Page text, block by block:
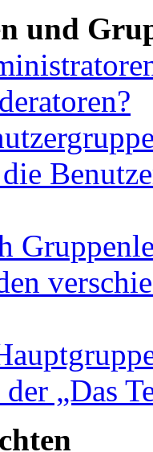
und
der „Das